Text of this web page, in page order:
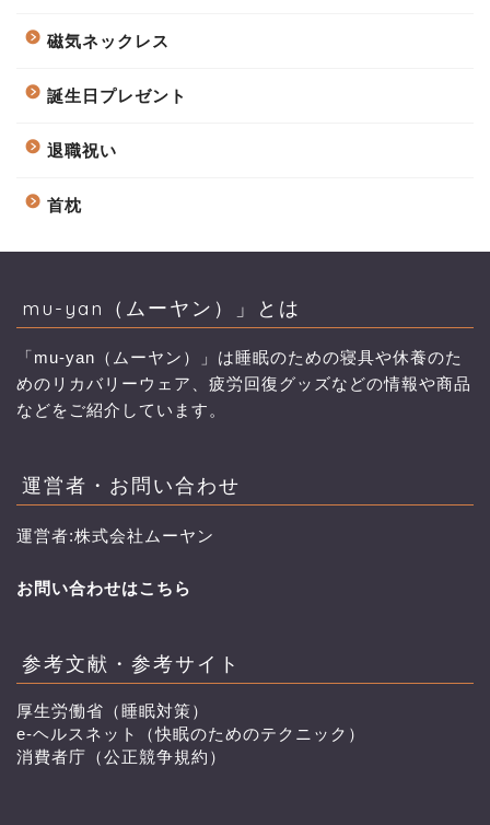
磁気ネックレス
誕生日プレゼント
退職祝い
首枕
mu-yan（ムーヤン）」とは
「mu-yan（ムーヤン）」は睡眠のための寝具や休養のた
めのリカバリーウェア、疲労回復グッズなどの情報や商品
などをご紹介しています。
運営者・お問い合わせ
運営者:株式会社ムーヤン
お問い合わせはこちら
参考文献・参考サイト
厚生労働省（睡眠対策）
e-ヘルスネット（快眠のためのテクニック）
消費者庁（公正競争規約）